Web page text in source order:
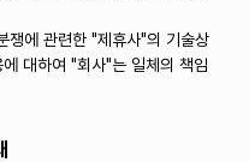
에 관련한 "제휴사"의 기술상
대하여 "회사"는 일체의 책임